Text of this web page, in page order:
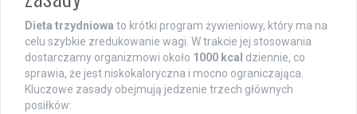
Dieta trzydniowa to krótki program żywieniowy, który ma na
celu szybkie zredukowanie wagi. W trakcie jej stosowania
dostarczamy organizmowi około 1000 kcal dziennie, co
sprawia, że jest niskokaloryczna i mocno ograniczająca.
Kluczowe zasady obejmują jedzenie trzech głównych
posiłków: